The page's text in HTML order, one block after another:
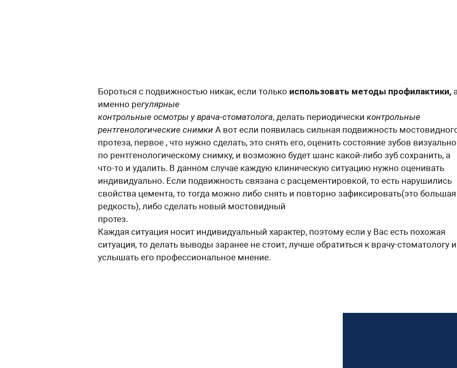
Бороться с подвижностью никак, если только использовать методы профилактики,
именно регулярные
контрольные осмотры у врача-стоматолога, делать периодически контрольные
рентгенологические снимки А вот если появилась сильная подвижность
протеза, первое , что нужно сделать, это снять его, оценить состояние зубов
по рентгенологическому снимку, и возможно будет шанс какой-либо зуб сохранить, а
что-то и удалить. В данном случае каждую клиническую ситуацию нужно оценивать
индивидуально. Если подвижность связана с расцементировкой, то есть нарушились
свойства цемента, то тогда можно либо снять и повторно зафиксировать(это большая
редкость), либо сделать новый мостовидный
протез.
Каждая ситуация носит индивидуальный характер, поэтому если у Вас есть похожая
ситуация, то делать выводы заранее не стоит, лучше обратиться к врачу-стоматологу и
услышать его профессиональное мнение.